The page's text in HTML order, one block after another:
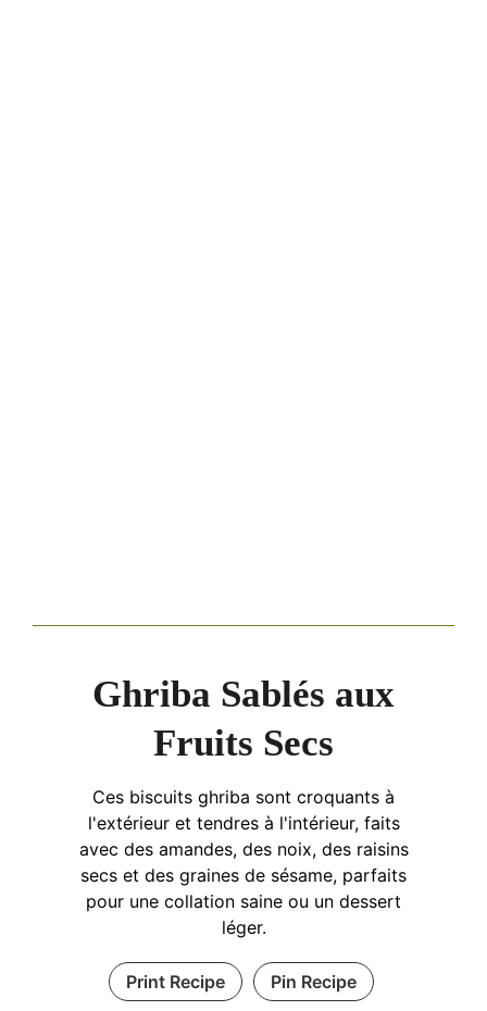
Ghriba Sablés aux
Fruits Secs
Ces biscuits ghriba sont croquants à
l'extérieur et tendres à l'intérieur, faits
avec des amandes, des noix, des raisins
secs et des graines de sésame, parfaits
pour une collation saine ou un dessert
léger.
Print Recipe Pin Recipe